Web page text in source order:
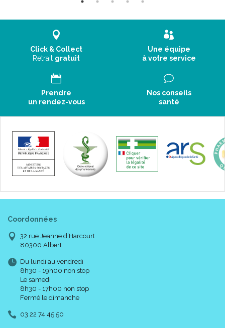
Click & Collect
Retrait gratuit
Une équipe
à votre service
Prendre
un rendez-vous
Nos conseils
santé
Coordonnées
32 rue Jeanne d’Harcourt
80300 Albert
Du lundi au vendredi
8h30 - 19h00 non stop
Le samedi
8h30 - 17h00 non stop
Fermé le dimanche
03 22 74 45 50